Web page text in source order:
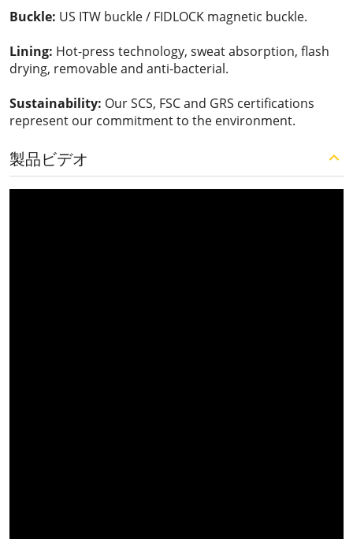
Buckle: US ITW buckle / FIDLOCK magnetic buckle.
Lining: Hot-press technology, sweat absorption, flash
drying, removable and anti-bacterial.
Sustainability: Our SCS, FSC and GRS certifications
represent our commitment to the environment.
製品ビデオ